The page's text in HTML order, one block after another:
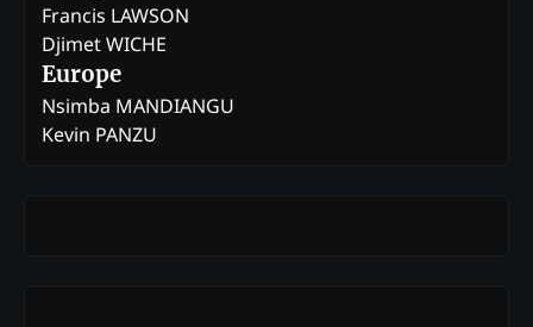
Francis LAWSON
Djimet WICHE
Europe
Nsimba MANDIANGU
Kevin PANZU